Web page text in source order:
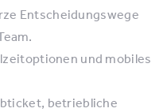
Entscheidungswege
und mobiles
betriebliche